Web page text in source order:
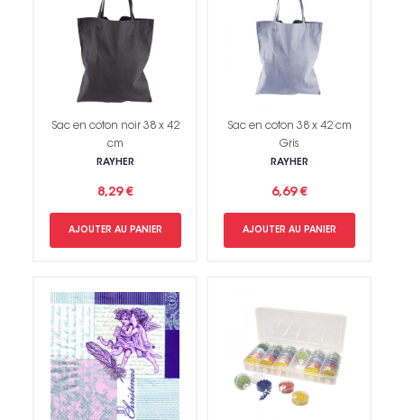
Sac en coton noir 38 x 42
cm
RAYHER
8,29 €
AJOUTER AU PANIER
Sac en coton 38 x 42 cm
Gris
RAYHER
6,69 €
AJOUTER AU PANIER